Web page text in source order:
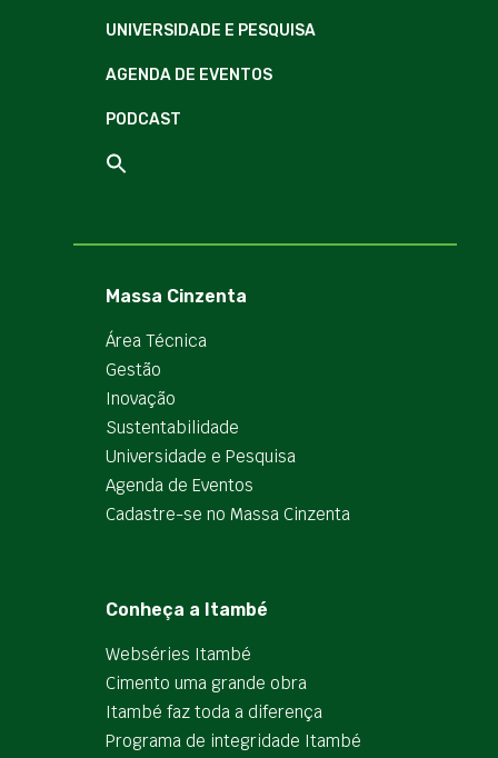
UNIVERSIDADE E PESQUISA
AGENDA DE EVENTOS
PODCAST
Massa Cinzenta
Área Técnica
Gestão
Inovação
Sustentabilidade
Universidade e Pesquisa
Agenda de Eventos
Cadastre-se no Massa Cinzenta
Conheça a Itambé
Webséries Itambé
Cimento uma grande obra
Itambé faz toda a diferença
Programa de integridade Itambé